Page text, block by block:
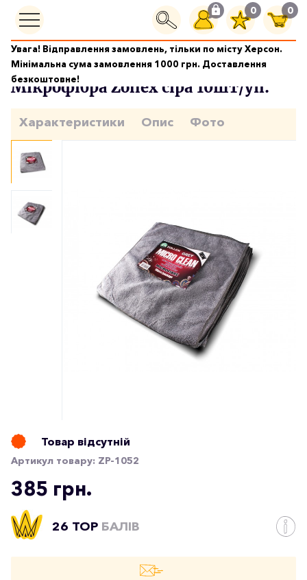
0 0
Увага! Відправлення замовлень, тільки по місту Херсон.
Мінімальна сума замовлення 1000 грн. Доставлення
безкоштовне!
Мікрофібра Мікрофібра Zollex сіра 10шт/уп.
Мікрофібра Zollex сіра 10шт/уп.
Характеристики Опис Фото
Товар відсутній
Артикул товару: ZP-1052
385 грн.
26 TOP БАЛІВ